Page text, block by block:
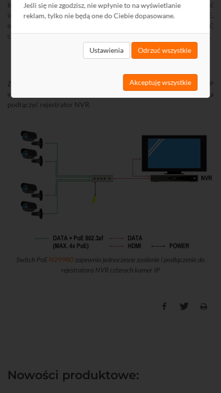
Jeśli się nie zgodzisz, nie wpłynie to na wyświetlanie
reklam, tylko nie będą one do Ciebie dopasowane.
Ustawienia Odrzuć wszystkie
Akceptuję wszystkie
to zagadnienie, z którym coraz częściej muszą się zmierzyć
instalatorzy sieci niskoprądowych. Wśród szeregu rozwiązań PoE,
optymalnym wydaje się być zespolenie „przełączania i zasilania”,
czyli zastosowanie switchy PoE integrujących w sobie obie funkcje.
Zastosowanie switcha PoE
pozwoli na zasilenie 4 kamer IP
w systemie monitoringu wizyjnego. Do piątego portu można
podłączyć rejestrator NVR.
Switch PoE N29980 zapewnia jednoczesne zasilenie i podłączenie do
rejestratora NVR czterech kamer IP
Nowości produktowe: